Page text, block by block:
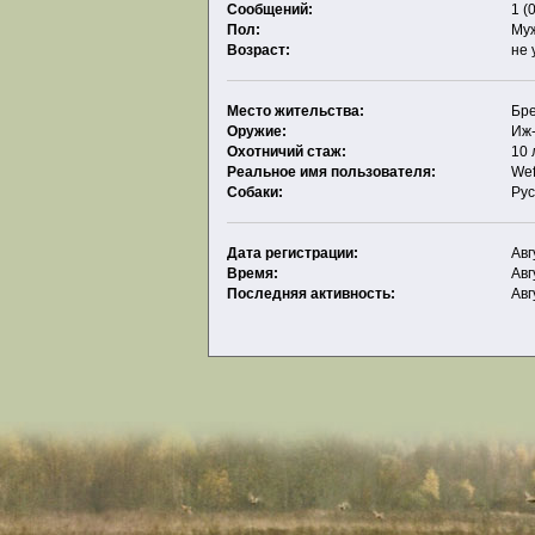
Сообщений:
1
Пол:
Возраст:
не
Место жительства:
Оружие:
Охотничий стаж:
10
Реальное имя пользователя:
Собаки:
Дата регистрации:
Время:
Последняя активность: